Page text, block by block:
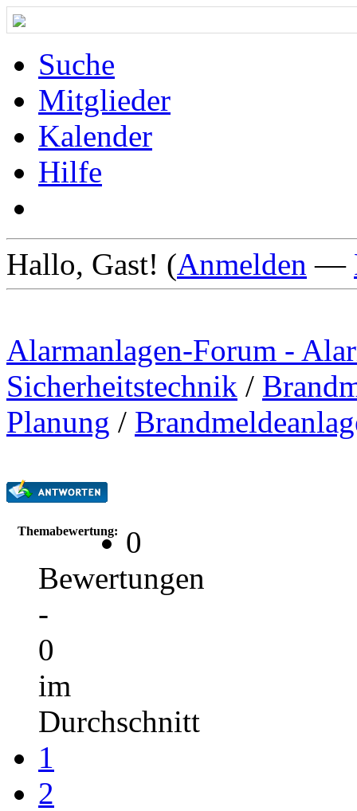
Suche
Mitglieder
Kalender
Hilfe
Hallo, Gast! (Anmelden —
Alarmanlagen-Forum -
Sicherheitstechnik /
Planung /
Themabewertung:
0
Bewertungen
-
0
im
Durchschnitt
1
2